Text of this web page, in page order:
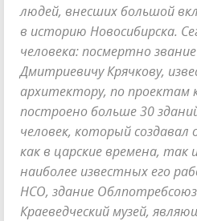
людей, внесших большой
в историю Новосибирска.
человека: посмертно
Дмитриевичу Крячкову,
архитектору, по проектам
построено больше 30
человек, который создавал
как в царские времена, так
наиболее известных его
НСО, здание
Краеведческий музей,